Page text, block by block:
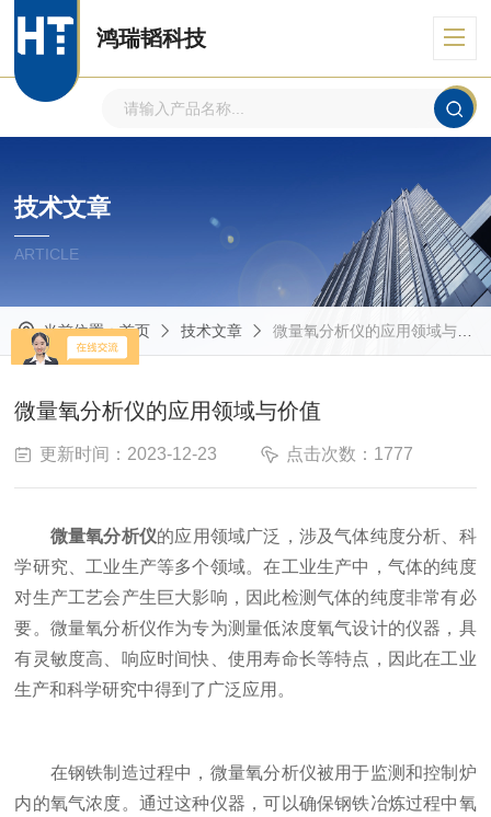
鸿瑞韬科技
技术文章
ARTICLE
当前位置：首页 技术文章 微量氧分析仪的应用领域与价值
微量氧分析仪的应用领域与价值
更新时间：2023-12-23 点击次数：1777
微量氧分析仪的应用领域广泛，涉及气体纯度分析、科
学研究、工业生产等多个领域。在工业生产中，气体的纯度
对生产工艺会产生巨大影响，因此检测气体的纯度非常有必
要。微量氧分析仪作为专为测量低浓度氧气设计的仪器，具
有灵敏度高、响应时间快、使用寿命长等特点，因此在工业
生产和科学研究中得到了广泛应用。
在钢铁制造过程中，微量氧分析仪被用于监测和控制炉
内的氧气浓度。通过这种仪器，可以确保钢铁冶炼过程中氧